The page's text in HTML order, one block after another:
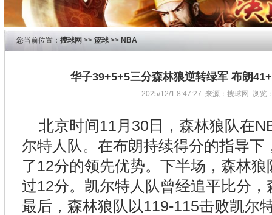
您当前位置： 搜球网 >> 篮球>> NBA
华子39+5+5三分森林狼逆转绿军 布朗
2025/12/1 8:47:27 来源：搜球网 浏览
北京时间11月30日，森林狼队在
尔特人队。在布朗持续得分的指导下
了12分的领先优势。下半场，森林
过12分。凯尔特人队曾经追平比分
最后，森林狼队以119-115击败凯尔